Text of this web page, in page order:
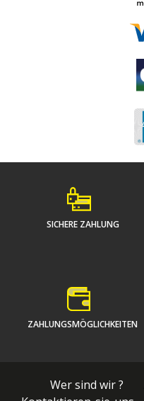
SICHERE ZAHLUNG
ZAHLUNGSMÖGLICHKEITEN
Wer sind wir ?